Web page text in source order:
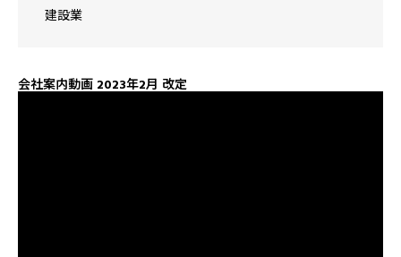
建設業
会社案内動画 2023年2月 改定